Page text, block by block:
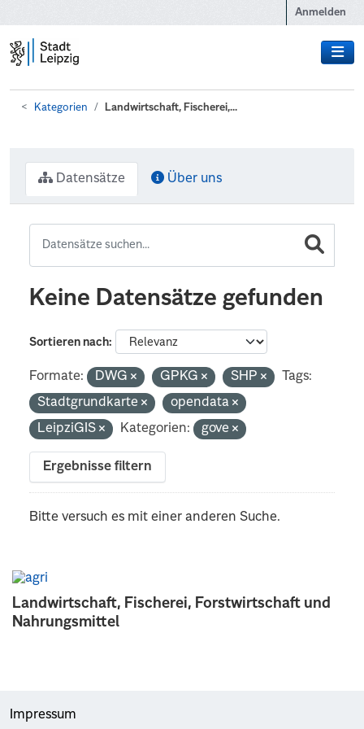
Anmelden
Kategorien Landwirtschaft, Fischerei,...
Landwirtschaft, Fischerei, Forstwirtschaft und
Nahrungsmittel
Datensätze Über uns
Keine Datensätze gefunden
Sortieren nach
Formate: DWG GPKG SHP
Tags:
Stadtgrundkarte
opendata
LeipziGIS
Kategorien: gove
Ergebnisse filtern
Bitte versuch es mit einer anderen Suche.
Impressum